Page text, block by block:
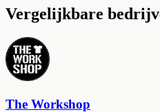
Vergelijkbare
The Workshop